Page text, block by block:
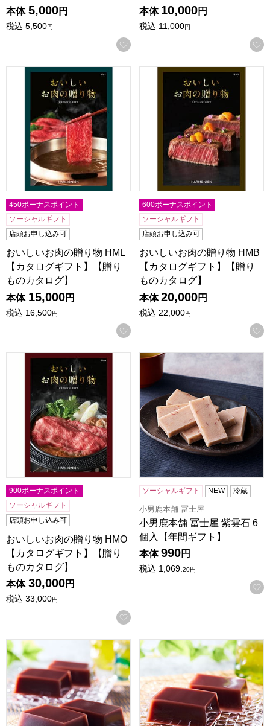
本体 5,000円
税込 5,500円
お気に入りに登録する
本体 10,000円
税込 11,000円
おいしいお肉の贈り物 HML【カタログギフト】【贈りもの
450ボーナスポイント
ソーシャルギフト
店頭お申し込み可
おいしいお肉の贈り物 HML
【カタログギフト】【贈り
ものカタログ】
本体 15,000円
税込 16,500円
お気に入りに登録する
おいしいお肉の贈り物 HMB
600ボーナスポイント
ソーシャルギフト
店頭お申し込み可
おいしいお肉の贈り物 HMB
【カタログギフト】【贈り
ものカタログ】
本体 20,000円
税込 22,000円
おいしいお肉の贈り物 HMO【カタログギフト】【贈りもの
900ボーナスポイント
ソーシャルギフト
店頭お申し込み可
おいしいお肉の贈り物 HMO
【カタログギフト】【贈り
ものカタログ】
本体 30,000円
税込 33,000円
お気に入りに登録する
小男鹿本舗 冨士屋 紫雲石 6
ソーシャルギフト NEW 冷蔵
小男鹿本舗 冨士屋
小男鹿本舗 冨士屋 紫雲石 6
個入【年間ギフト】
本体 990円
税込 1,069.20円
小男鹿本舗 冨士屋 水羊羹 15個入【年間ギフト】
小男鹿本舗 冨士屋 水羊羹 10